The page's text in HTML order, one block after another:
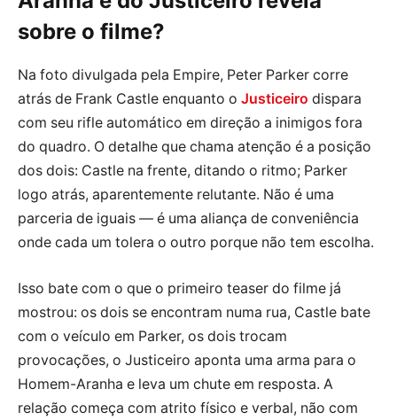
sobre o filme?
Na foto divulgada pela Empire, Peter Parker corre
atrás de Frank Castle enquanto o Justiceiro dispara
com seu rifle automático em direção a inimigos fora
do quadro. O detalhe que chama atenção é a posição
dos dois: Castle na frente, ditando o ritmo; Parker
logo atrás, aparentemente relutante. Não é uma
parceria de iguais — é uma aliança de conveniência
onde cada um tolera o outro porque não tem escolha.
Isso bate com o que o primeiro teaser do filme já
mostrou: os dois se encontram numa rua, Castle bate
com o veículo em Parker, os dois trocam
provocações, o Justiceiro aponta uma arma para o
Homem-Aranha e leva um chute em resposta. A
relação começa com atrito físico e verbal, não com